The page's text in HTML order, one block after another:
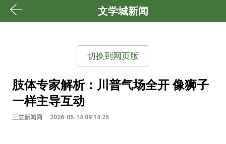
文学城新闻
切换到网页版
肢体专家解析：川普气场全开 像狮子
一样主导互动
三立新闻网 2026-05-14 09:14:25